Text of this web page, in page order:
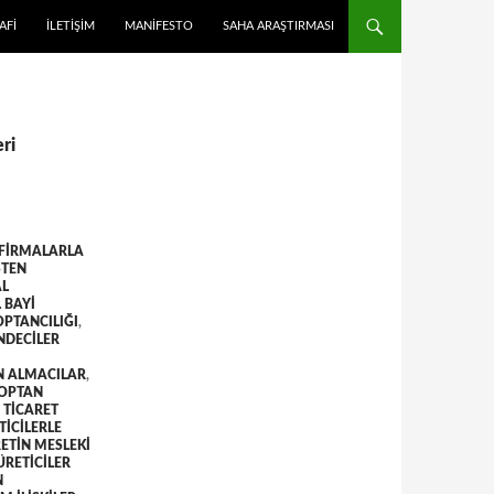
İLETIŞIM MANIFESTO SAHA ARAŞTIRMASI
BAYI
,
ALMACILAR,
MESLEKI